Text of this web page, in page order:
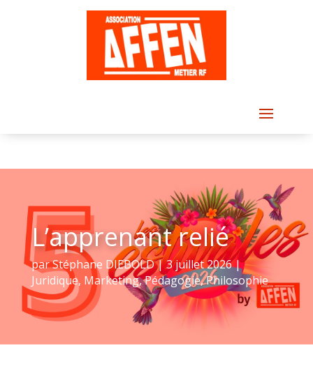
L’apprenant relié
parStéphane DIEBOLD|3 juillet 2026|
Juridique, Marketing,Pédagogie,Philosophie